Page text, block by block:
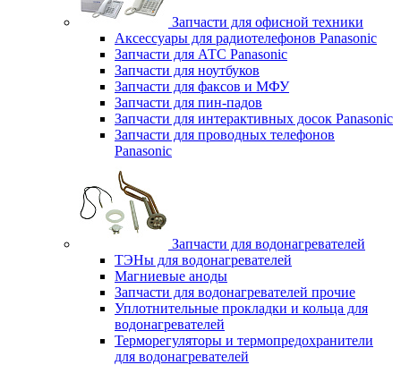
Запчасти для офисной техники
Аксессуары для радиотелефонов Panasonic
Запчасти для АТС Panasonic
Запчасти для ноутбуков
Запчасти для факсов и МФУ
Запчасти для пин-падов
Запчасти для интерактивных досок Panasonic
Запчасти для проводных телефонов
Panasonic
Запчасти для водонагревателей
ТЭНы для водонагревателей
Магниевые аноды
Запчасти для водонагревателей прочие
Уплотнительные прокладки и кольца для
водонагревателей
Терморегуляторы и термопредохранители
для водонагревателей